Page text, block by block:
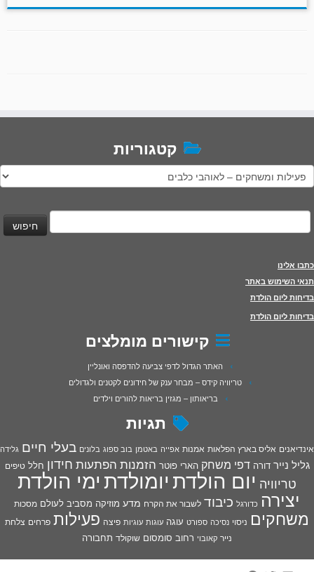
קטגוריות
קטגוריות
חיפוש:
כתבו אלינו
תנאי השימוש באתר
בדיחות ליום הולדת
בדיחות ליום הולדת
קישורים מומלצים
האתר הגדול לדפי צביעה להדפסה ואונליין
טריוויה קידס – מבחר ענק של חידונים לקטנים ולגדולים
בריאותון – מגזין בריאות להורים וילדים
תגיות
אינדיאנים אליס בארץ הפלאות אמנות אפייה באטמן בוב ספוג בלונים בעלי חיים גלידה
גליל נייר דורה דפי משחק הארי פוטר הזמנות הפתעות חידון חלל טיפים
טריוויה יום הולדתיומולדתימי הולדת
יצירה כדורגל כיבוד לשבור את הקרח מדע מוזיקה מסביב לעולם מסכות
משחקים ניסוי נסיכה ספורט עוגה עוגות עוגיות פיצה פעילות פרחים צלחת
נייר קאובוי רחוב סומסום שוקולד תחבורה